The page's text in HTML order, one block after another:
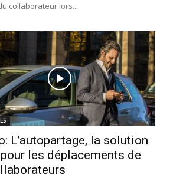
collaborateur lors...
L’autopartage, la solution
les déplacements de